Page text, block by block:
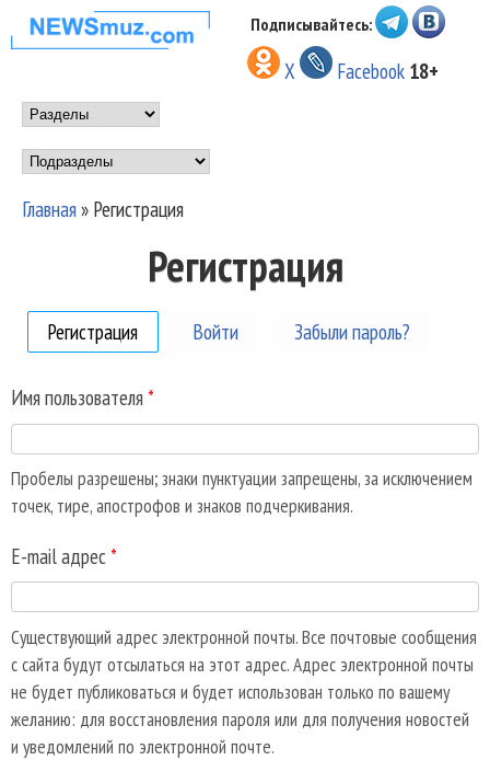
Перейти к основному
содержанию
НОВОСТИ
МУЗЫКИ И
ШОУ БИЗНЕСА
NEWSMUZ.COM
Подписывайтесь:
X Facebook 18+
Main menu
Подразделы
Главная» Регистрация
Регистрация
Регистрация (активная вкладка)
Войти Забыли пароль?
Имя пользователя *
Пробелы разрешены; знаки пунктуации запрещены, за исключением
точек, тире, апострофов и знаков подчеркивания.
E-mail адрес *
Существующий адрес электронной почты. Все почтовые сообщения
с сайта будут отсылаться на этот адрес. Адрес электронной почты
не будет публиковаться и будет использован только по вашему
желанию: для восстановления пароля или для получения новостей
и уведомлений по электронной почте.